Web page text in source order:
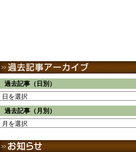
過去記事（日別）
過去記事（月別）